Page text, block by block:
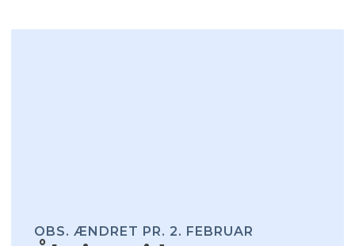
OBS. ÆNDRET PR. 2. FEBRUAR​